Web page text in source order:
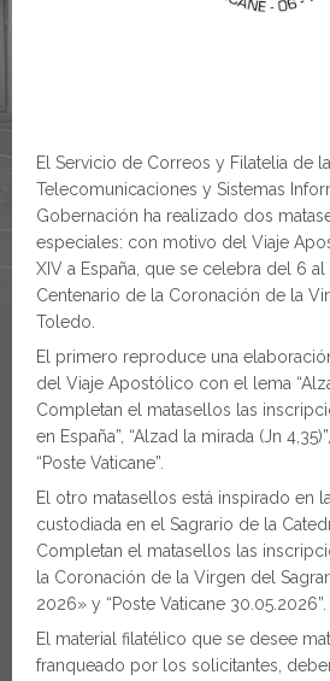
El Servicio de Correos y Filatelia de
Telecomunicaciones y Sistemas
Gobernación ha realizado dos
especiales: con motivo del Viaje
XIV a España, que se celebra del 6
Centenario de la Coronación de la
Toledo.
El primero reproduce una
del Viaje Apostólico con el lema
Completan el matasellos las
en España”, “Alzad la mirada (Jn
“Poste Vaticane”.
El otro matasellos está inspirado en
custodiada en el Sagrario de la
Completan el matasellos las
la Coronación de la Virgen del
2026» y “Poste Vaticane 30.05.2026”.
El material filatélico que se desee
franqueado por los solicitantes,